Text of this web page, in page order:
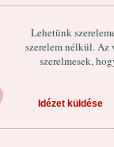
Lehetünk
szerelem nélkül. Az
szerelmesek,
Idézet küldése